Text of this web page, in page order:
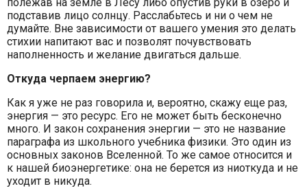
подставив лицо солнцу. Расслабьтесь и ни о чем не
думайте. Вне зависимости от вашего умения это делать
стихии напитают вас и позволят почувствовать
наполненность и желание двигаться дальше.
Откуда черпаем энергию?
Как я уже не раз говорила и, вероятно, скажу еще раз,
энергия — это ресурс. Его не может быть бесконечно
много. И закон сохранения энергии — это не название
параграфа из школьного учебника физики. Это один из
основных законов Вселенной. То же самое относится и
к нашей биоэнергетике: она не берется из ниоткуда и не
уходит в никуда.